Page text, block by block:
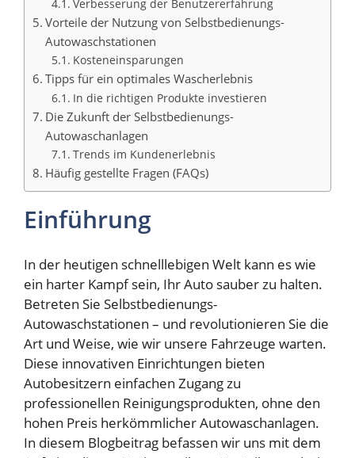
Verbesserung der Benutzererfahrung
Vorteile der Nutzung von Selbstbedienungs-
Autowaschstationen
Kosteneinsparungen
Tipps für ein optimales Wascherlebnis
In die richtigen Produkte investieren
Die Zukunft der Selbstbedienungs-
Autowaschanlagen
Trends im Kundenerlebnis
Häufig gestellte Fragen (FAQs)
Einführung
In der heutigen schnelllebigen Welt kann es wie
ein harter Kampf sein, Ihr Auto sauber zu halten.
Betreten Sie Selbstbedienungs-
Autowaschstationen – und revolutionieren Sie die
Art und Weise, wie wir unsere Fahrzeuge warten.
Diese innovativen Einrichtungen bieten
Autobesitzern einfachen Zugang zu
professionellen Reinigungsprodukten, ohne den
hohen Preis herkömmlicher Autowaschanlagen.
In diesem Blogbeitrag befassen wir uns mit dem